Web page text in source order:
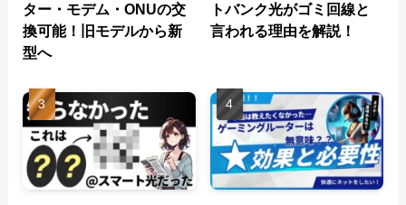
ター・モデム・ONUの交
換可能！旧モデルから新
型へ
トバンク光がゴミ回線と
言われる理由を解説！